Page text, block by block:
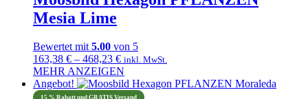
Varianten
auf.
Die
Optionen
können
auf
der
Produktseite
Mesia Lime
Bewertet mit5.00 von 5
163,38 € – 468,23 €Preisspanne:
163,38 €
bis
468,23 €
inkl. MwSt.
MEHR ANZEIGEN
Dieses
Produkt
Angebot!